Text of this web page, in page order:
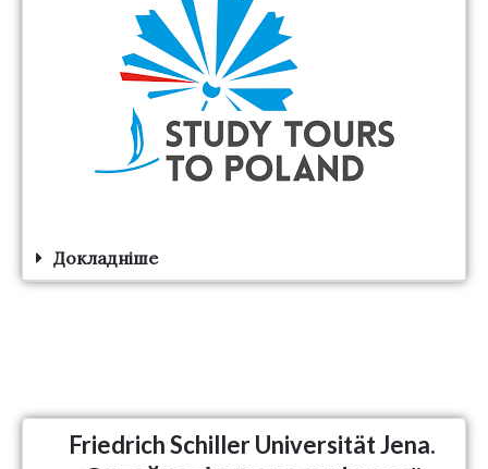
Докладніше
Friedrich Schiller Universität Jena.